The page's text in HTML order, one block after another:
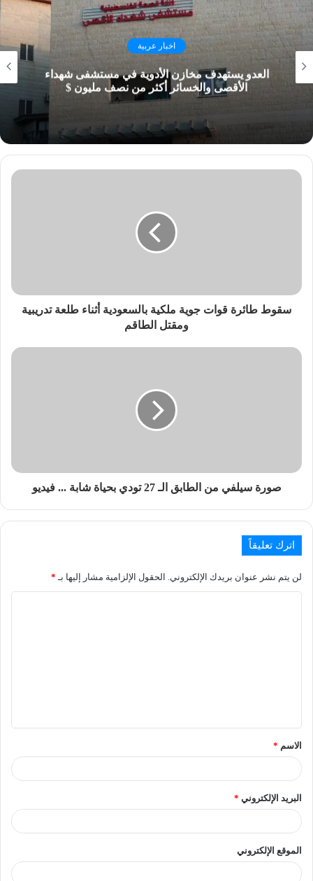
اخبار عربية
العدو يستهدف مخازن الأدوية في مستشفى شهداء
الأقصى والخسائر أكثر من نصف مليون $
سقوط طائرة قوات جوية ملكية بالسعودية أثناء طلعة تدريبية
ومقتل الطاقم
صورة سيلفي من الطابق الـ 27 تودي بحياة شابة ... فيديو
اترك تعليقاً
لن يتم نشر عنوان بريدك الإلكتروني. الحقول الإلزامية مشار إليها بـ *
الاسم *
البريد الإلكتروني *
الموقع الإلكتروني